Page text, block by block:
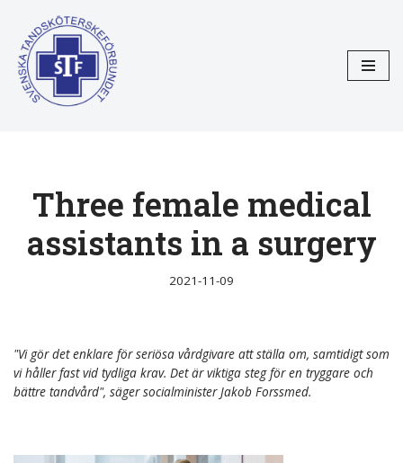
Hoppa
till
innehåll
Three female medical
assistants in a surgery
2021-11-09
"Vi gör det enklare för seriösa vårdgivare att ställa om, samtidigt som
vi håller fast vid tydliga krav. Det är viktiga steg för en tryggare och
bättre tandvård", säger socialminister Jakob Forssmed.